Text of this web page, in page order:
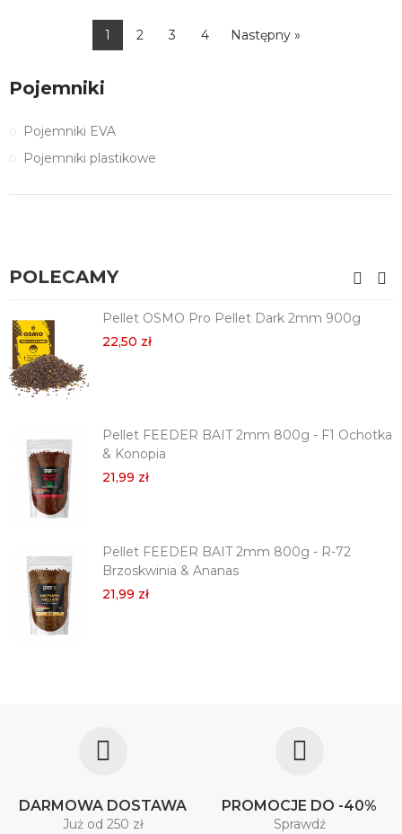
1 2 3 4 Następny »
Pojemniki
Pojemniki EVA
Pojemniki plastikowe
POLECAMY
Pellet OSMO Pro Pellet Dark 2mm 900g
22,50 zł
Pellet FEEDER BAIT 2mm 800g - F1 Ochotka
& Konopia
21,99 zł
Pellet FEEDER BAIT 2mm 800g - R-72
Brzoskwinia & Ananas
21,99 zł
DARMOWA DOSTAWA
Już od 250 zł
PROMOCJE DO -40%
Sprawdź